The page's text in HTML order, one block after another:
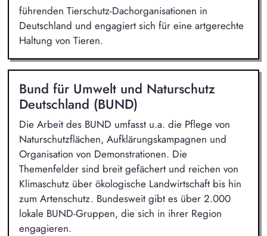
führenden Tierschutz-Dachorganisationen in
Deutschland und engagiert sich für eine artgerechte
Haltung von Tieren.
Bund für Umwelt und Naturschutz
Deutschland (BUND)
Die Arbeit des BUND umfasst u.a. die Pflege von
Naturschutzflächen, Aufklärungskampagnen und
Organisation von Demonstrationen. Die
Themenfelder sind breit gefächert und reichen von
Klimaschutz über ökologische Landwirtschaft bis hin
zum Artenschutz. Bundesweit gibt es über 2.000
lokale BUND-Gruppen, die sich in ihrer Region
engagieren.